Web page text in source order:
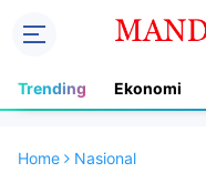
Trending Ekonomi
Home Nasional